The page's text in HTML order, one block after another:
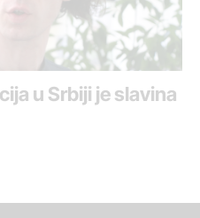
u Srbiji je slavina